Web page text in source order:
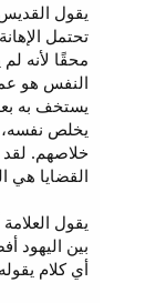
يقول
تحتمل
محقًا لأنه
النفس هو
يستخف به
يخلص نفسه،
القضايا هي
يقول
بين
أي كلام